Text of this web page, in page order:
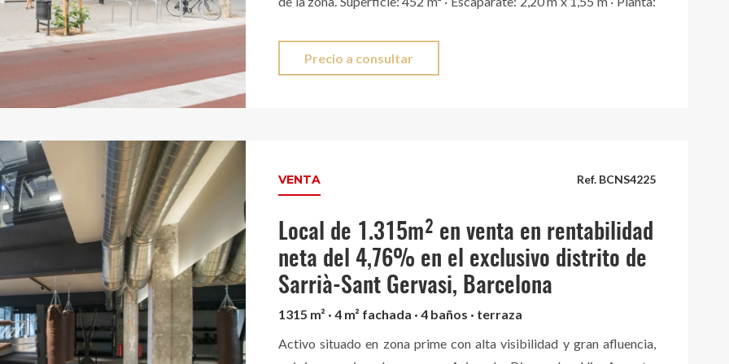
(negociable; el propietario escucha ofertas) Renta de mercado
Precio a consultar
Ref. BCNS4225
VENTA
Local de 1.315m² en venta en rentabilidad
neta del 4,76% en el exclusivo distrito de
Sarrià-Sant Gervasi, Barcelona
1315 m² · 4 m² fachada · 4 baños · terraza
Activo situado en zona prime con alta visibilidad y gran afluencia,